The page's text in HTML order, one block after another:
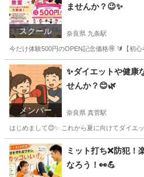
スクール
ませんか？😉✨
奈良県 九条駅
今だけ体験500円のOPEN記念価格🉐 🔰【初
奈良 橿原市 九条駅 スポーツ
メンバー
✨️ダイエットや健康
せんか？😊🌿
奈良県 真菅駅
はじめまして😊✨ これから夏に向けてダイエ
奈良 奈良市 真菅駅 スポーツ
ミット打ち❌️防犯！
なろう！👀💪